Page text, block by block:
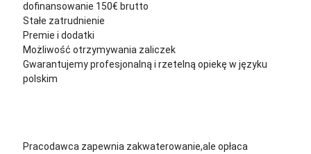
dofinansowanie 150€ brutto
Stałe zatrudnienie
Premie i dodatki
Możliwość otrzymywania zaliczek
Gwarantujemy profesjonalną i rzetelną opiekę w języku
polskim
Pracodawca zapewnia zakwaterowanie,ale opłaca